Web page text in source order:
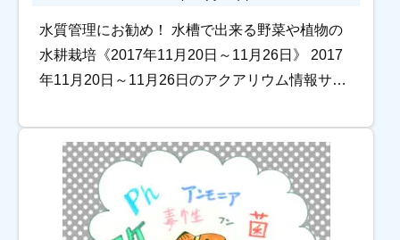
水質管理にお勧め！ 水槽で出来る野菜や植物の
水耕栽培《2017年11月20日～11月26日》 2017
年11月20日～11月26日のアクアリウム情報サイ
リウム水槽を美しく維持 […]